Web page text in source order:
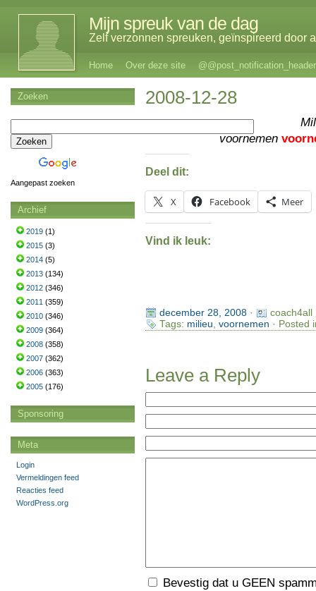
Mijn spreuk van de dag
Zelf verzonnen spreuken, geïnspireerd door
Home Over deze site @@post_notification_header
2008-12-28
voornemen
Deel dit:
X Facebook Meer
Vind ik leuk:
december 28, 2008·
coach4all
Tags: milieu voornemen · Posted
Leave a Reply
Bevestig dat u GEEN
Zoeken
Aangepast zoeken
Archief
2019 (1)
2015 (3)
2014 (5)
2013 (134)
2012 (346)
2011 (359)
2010 (346)
2009 (364)
2008 (358)
2007 (362)
2006 (363)
2005 (176)
Sponsoring
Meta
Login
Vermeldingen feed
Reacties feed
WordPress.org